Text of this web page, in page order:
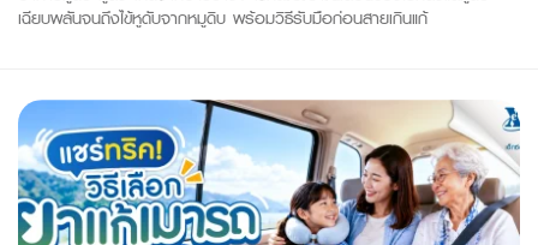
เฉียบพลันจนถึงไข้หูดับจากหมูดิบ พร้อมวิธีรับมือก่อนสายเกินแก้